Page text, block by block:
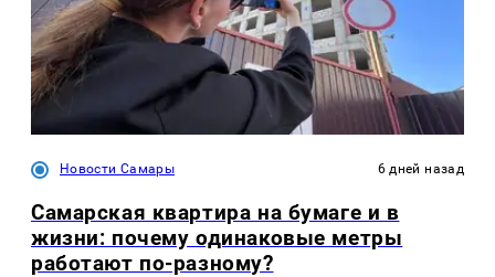
Новости Самары 6 дней назад
Самарская квартира на бумаге и в
жизни: почему одинаковые метры
работают по-разному?